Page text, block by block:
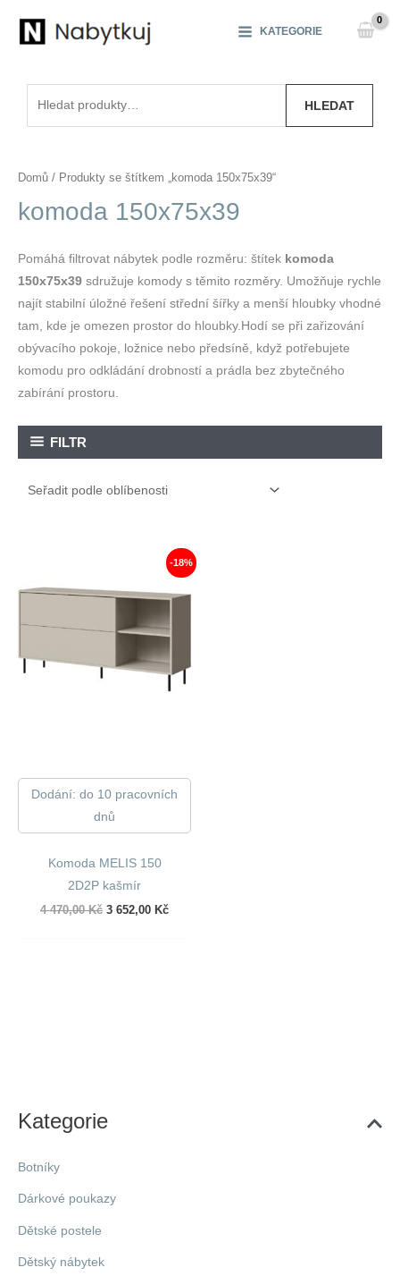
KATEGORIE
HLEDAT
Kategorie
Botníky
Dárkové poukazy
Dětské postele
Dětský nábytek
Domů / Produkty se štítkem „komoda 150x75x39“
komoda 150x75x39
Pomáhá filtrovat nábytek podle rozměru: štítek komoda
150x75x39 sdružuje komody s těmito rozměry. Umožňuje rychle
najít stabilní úložné řešení střední šířky a menší hloubky vhodné
tam, kde je omezen prostor do hloubky.Hodí se při zařizování
obývacího pokoje, ložnice nebo předsíně, když potřebujete
komodu pro odkládání drobností a prádla bez zbytečného
zabírání prostoru.
FILTR
-18%
Dodání: do 10 pracovních
dnů
Komoda MELIS 150
2D2P kašmír
4 470,00Kč Původní
3 652,00 KčAktuální